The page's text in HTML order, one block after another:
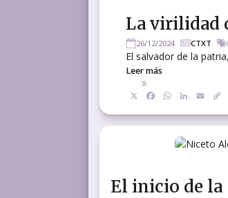
La virilidad
26/12/2024 CTXT
El salvador de la
Leer más
Facebook
WhatsApp
El inicio de la